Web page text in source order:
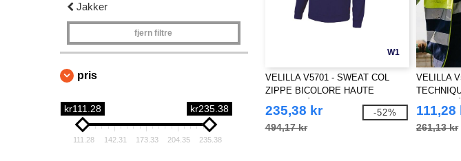
Jakker
fjern filtre
pris
kr111.28 kr235.38
111.28 142.31 173.33 204.35 235.38
W1
VELILLA V5701 - SWEAT COL
ZIPPE BICOLORE HAUTE
VISIBILITÉ
235,38 kr
494,17 kr
-52%
VELILLA
111,28
261,13 kr